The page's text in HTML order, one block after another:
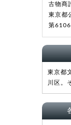
古物商
東京都
第
東京都
川区。